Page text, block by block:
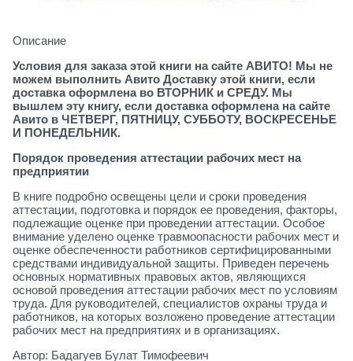
Описание
Условия для заказа этой книги на сайте АВИТО! Мы не
можем выполнить Авито Доставку этой книги, если
доставка оформлена во ВТОРНИК и СРЕДУ. Мы
вышлем эту книгу, если доставка оформлена на сайте
Авито в ЧЕТВЕРГ, ПЯТНИЦУ, СУББОТУ, ВОСКРЕСЕНЬЕ
И ПОНЕДЕЛЬНИК.
Порядок проведения аттестации рабочих мест на
предприятии
В книге подробно освещены цели и сроки проведения
аттестации, подготовка и порядок ее проведения, факторы,
подлежащие оценке при проведении аттестации. Особое
внимание уделено оценке травмоопасности рабочих мест и
оценке обеспеченности работников сертифицированными
средствами индивидуальной защиты. Приведен перечень
основных нормативных правовых актов, являющихся
основой проведения аттестации рабочих мест по условиям
труда. Для руководителей, специалистов охраны труда и
работников, на которых возложено проведение аттестации
рабочих мест на предприятиях и в организациях.
Автор: Бадагуев Булат Тимофеевич